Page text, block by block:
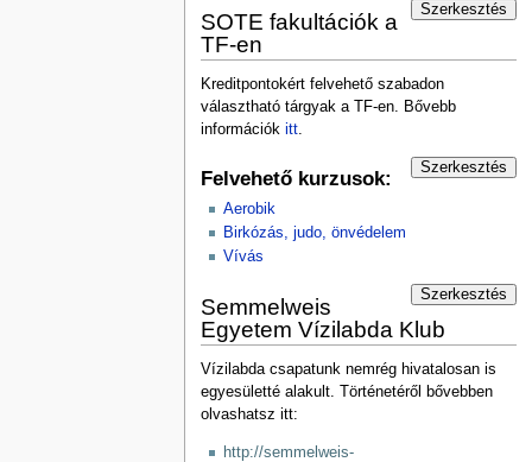
Szerkesztés
SOTE fakultációk a
TF-en
Kreditpontokért felvehető szabadon
választható tárgyak a TF-en. Bővebb
információk itt.
Szerkesztés
Felvehető kurzusok:
Aerobik
Birkózás, judo, önvédelem
Vívás
Szerkesztés
Semmelweis
Egyetem Vízilabda Klub
Vízilabda csapatunk nemrég hivatalosan is
egyesületté alakult. Történetéről bővebben
olvashatsz itt:
http://semmelweis-